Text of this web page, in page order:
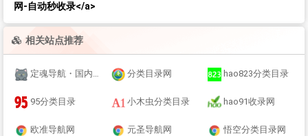
网-自动秒收录</a>
相关站点推荐
定魂导航・国内优质站长导航网丨[旭安侠极速响应]丨定魂导航官网 分类目录网 hao823分类目录
95分类目录 小木虫分类目录 hao91收录网
欧准导航网 元圣导航网 悟空分类目录网